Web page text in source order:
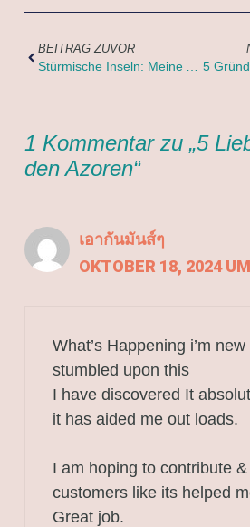
BEITRAG ZUVOR
1 Kommentar zu „5
den Azoren“
เอากันมันส์ๆ
OKTOBER 18, 2024
What’s Happening i’m
stumbled upon this
I have discovered It
it has aided me out loads.
I am hoping to contribute
customers like its helped
Great job.